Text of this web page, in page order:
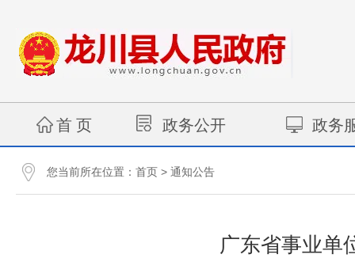
首 页 政务公开 政务
您当前所在位置： 首页 > 通知公告
广东省事业单